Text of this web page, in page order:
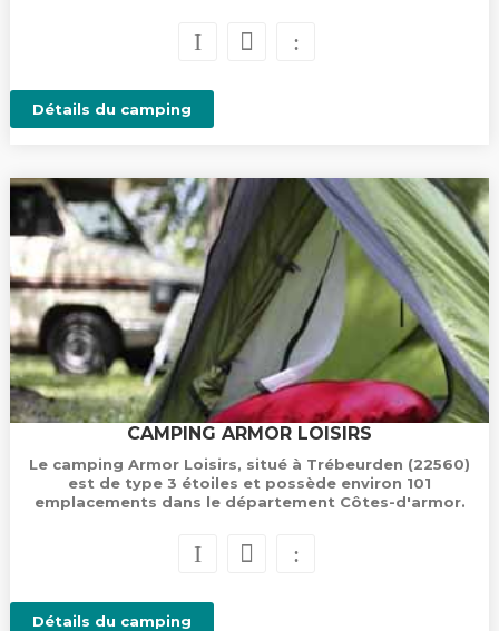
Détails du camping
CAMPING ARMOR LOISIRS
Le camping Armor Loisirs, situé à Trébeurden (22560)
est de type 3 étoiles et possède environ 101
emplacements dans le département Côtes-d'armor.
Détails du camping